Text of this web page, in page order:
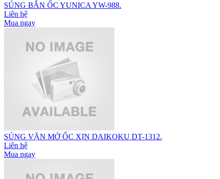
SÚNG BẮN ỐC YUNICA YW-988.
Liên hệ
Mua ngay
SÚNG VẶN MỞ ỐC XỊN DAIKOKU DT-1312.
Liên hệ
Mua ngay